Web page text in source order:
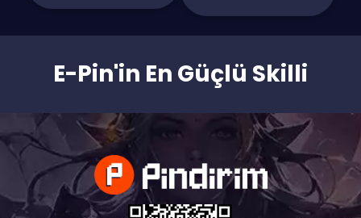
E-Pin'in En Güçlü Skilli